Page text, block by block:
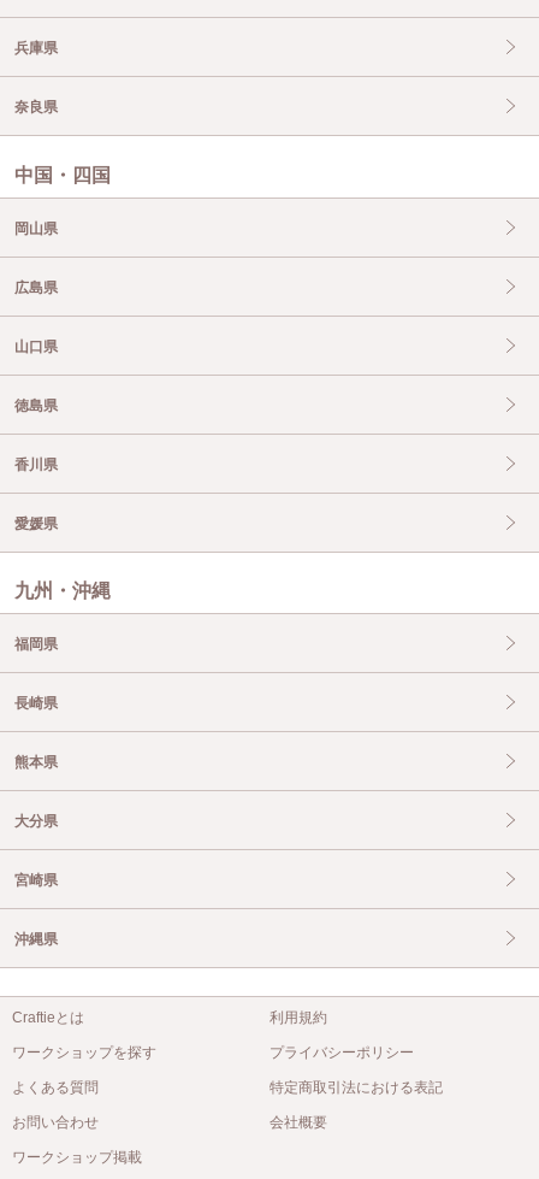
兵庫県
奈良県
中国・四国
岡山県
広島県
山口県
徳島県
香川県
愛媛県
九州・沖縄
福岡県
長崎県
熊本県
大分県
宮崎県
沖縄県
Craftieとは
ワークショップを探す
よくある質問
お問い合わせ
ワークショップ掲載
利用規約
プライバシーポリシー
特定商取引法における表記
会社概要